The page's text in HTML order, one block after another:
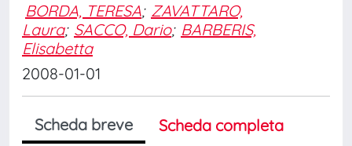
BORDA, TERESA; ZAVATTARO,
Laura; SACCO, Dario; BARBERIS,
Elisabetta
2008-01-01
Scheda breve
Scheda completa